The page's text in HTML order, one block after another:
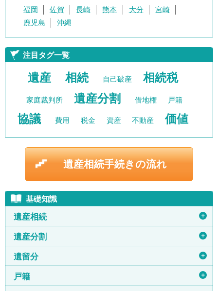
福岡 佐賀 長崎 熊本 大分
宮崎
鹿児島
沖縄
注目タグ一覧
遺産 相続 自己破産 相続税
家庭裁判所 遺産分割 借地権 戸籍
協議 費用 税金 資産 不動産 価値
遺産相続手続きの流れ
基礎知識
遺産相続 ＋
遺産分割 ＋
遺留分 ＋
戸籍 ＋